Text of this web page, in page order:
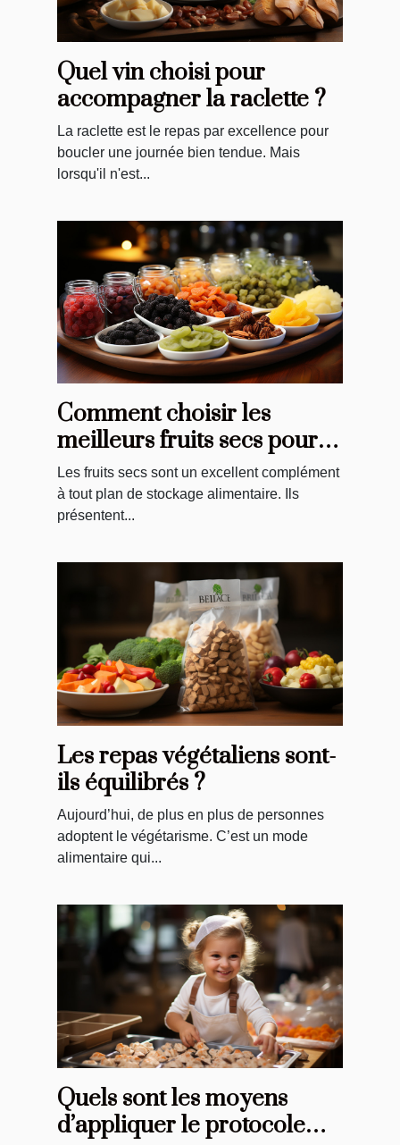
Quel vin choisi pour
accompagner la raclette ?
La raclette est le repas par excellence pour
boucler une journée bien tendue. Mais
lorsqu'il n'est...
Comment choisir les
meilleurs fruits secs pour
vos repas
Les fruits secs sont un excellent complément
à tout plan de stockage alimentaire. Ils
présentent...
Les repas végétaliens sont-
ils équilibrés ?
Aujourd’hui, de plus en plus de personnes
adoptent le végétarisme. C’est un mode
alimentaire qui...
Quels sont les moyens
d’appliquer le protocole